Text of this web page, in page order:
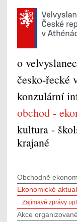
o
česko-řecké
konzulární
obchod -
kultura -
krajané
Obchodně
Ekonomické
Zajímavé zprávy
Akce